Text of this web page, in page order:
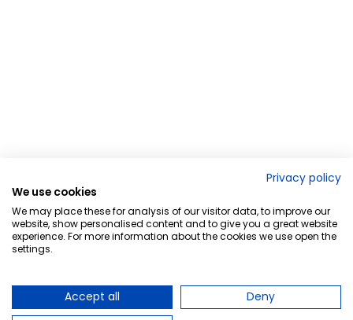
Privacy policy
We use cookies
We may place these for analysis of our visitor data, to improve our
website, show personalised content and to give you a great website
experience. For more information about the cookies we use open the
settings.
Accept all
Deny